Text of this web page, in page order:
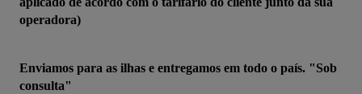
operadora)
Enviamos para as ilhas e entregamos em todo o país. "Sob
consulta"